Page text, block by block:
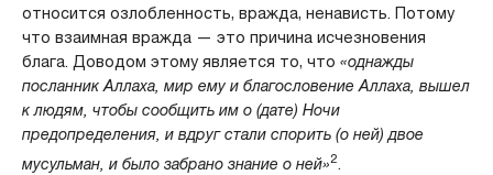
относится озлобленность, вражда, ненависть. Потому
что взаимная вражда — это причина исчезновения
блага. Доводом этому является то, что «однажды
посланник Аллаха, мир ему и благословение Аллаха, вышел
к людям, чтобы сообщить им о (дате) Ночи
предопределения, и вдруг стали спорить (о ней) двое
мусульман, и было забрано знание о ней»2.